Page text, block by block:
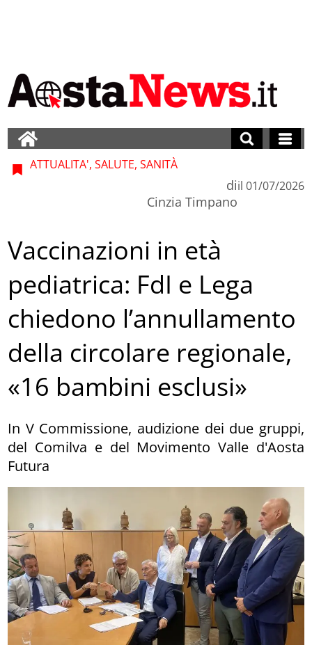
ATTUALITA', SALUTE, SANITÀ
di
Cinzia Timpano
il 01/07/2026
Vaccinazioni in età
pediatrica: FdI e Lega
chiedono l’annullamento
della circolare regionale,
«16 bambini esclusi»
In V Commissione, audizione dei due gruppi,
del Comilva e del Movimento Valle d'Aosta
Futura